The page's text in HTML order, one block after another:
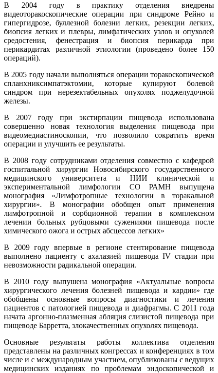
В 2004 году в практику отделения внедрены
видеоторакоскопические операции при синдроме Рейно и
гипергидрозе, буллезной болезни легких, резекции легких,
биопсия легких и плевры, лимфатических узлов и опухолей
средостения, фенестрация и биопсия перикарда при
перикардитах различной этиологии (проведено более 150
операций).
В 2005 году начали выполняться операции торакоскопической
спланхниксимпатэктомии, которые купируют болевой
синдром при нерезектабельных опухолях поджелудочной
железы.
В 2007 году при экстирпации пищевода использована
совершенно новая технология выделения пищевода при
видеомедиастиноскопии, что позволило сократить время
операции и улучшить ее результаты.
В 2008 году сотрудниками отделения совместно с кафедрой
госпитальной хирургии Новосибирского государственного
медицинского университета и НИИ клинической и
экспериментальной лимфологии СО РАМН выпущена
монография «Лимфотропные технологии в торакальной
хирургии». В монографии обобщен опыт применения
лимфотропной и сорбционной терапии в комплексном
лечении больных рубцовыми сужениями пищевода после
химического ожога и острых абсцессов легких»
В 2009 году впервые в регионе стентирование пищевода
выполнено пациенту с ахалазией пищевода IV стадии при
невозможности радикальной операции.
В 2010 году выпушена монография «Актуальные вопросы
хирургического лечения болезней пищевода и кардии» где
обобщены основные вопросы диагностики и лечения
пациентов с патологией пищевода и диафрагмы. С 2011 года
начата аргонно-плазменная абляция слизистой пищевода при
пищеводе Барретта, злокачественных опухолях пищевода.
Основные результаты работы коллектива отделения
представлены на различных конгрессах и конференциях в том
числе и с международным участием, опубликованы с ведущих
медицинских изданиях по проблемам эндоскопической и